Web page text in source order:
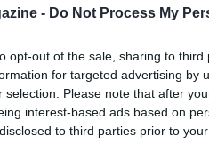
- Do Not Process My
opt-out of the sale, sharing to
for targeted advertising by
selection. Please note that after
interest-based ads based on
to third parties prior to
con 48 squadre
eMessico. Questa
2026, porterà il pallone
e infrastrutturali